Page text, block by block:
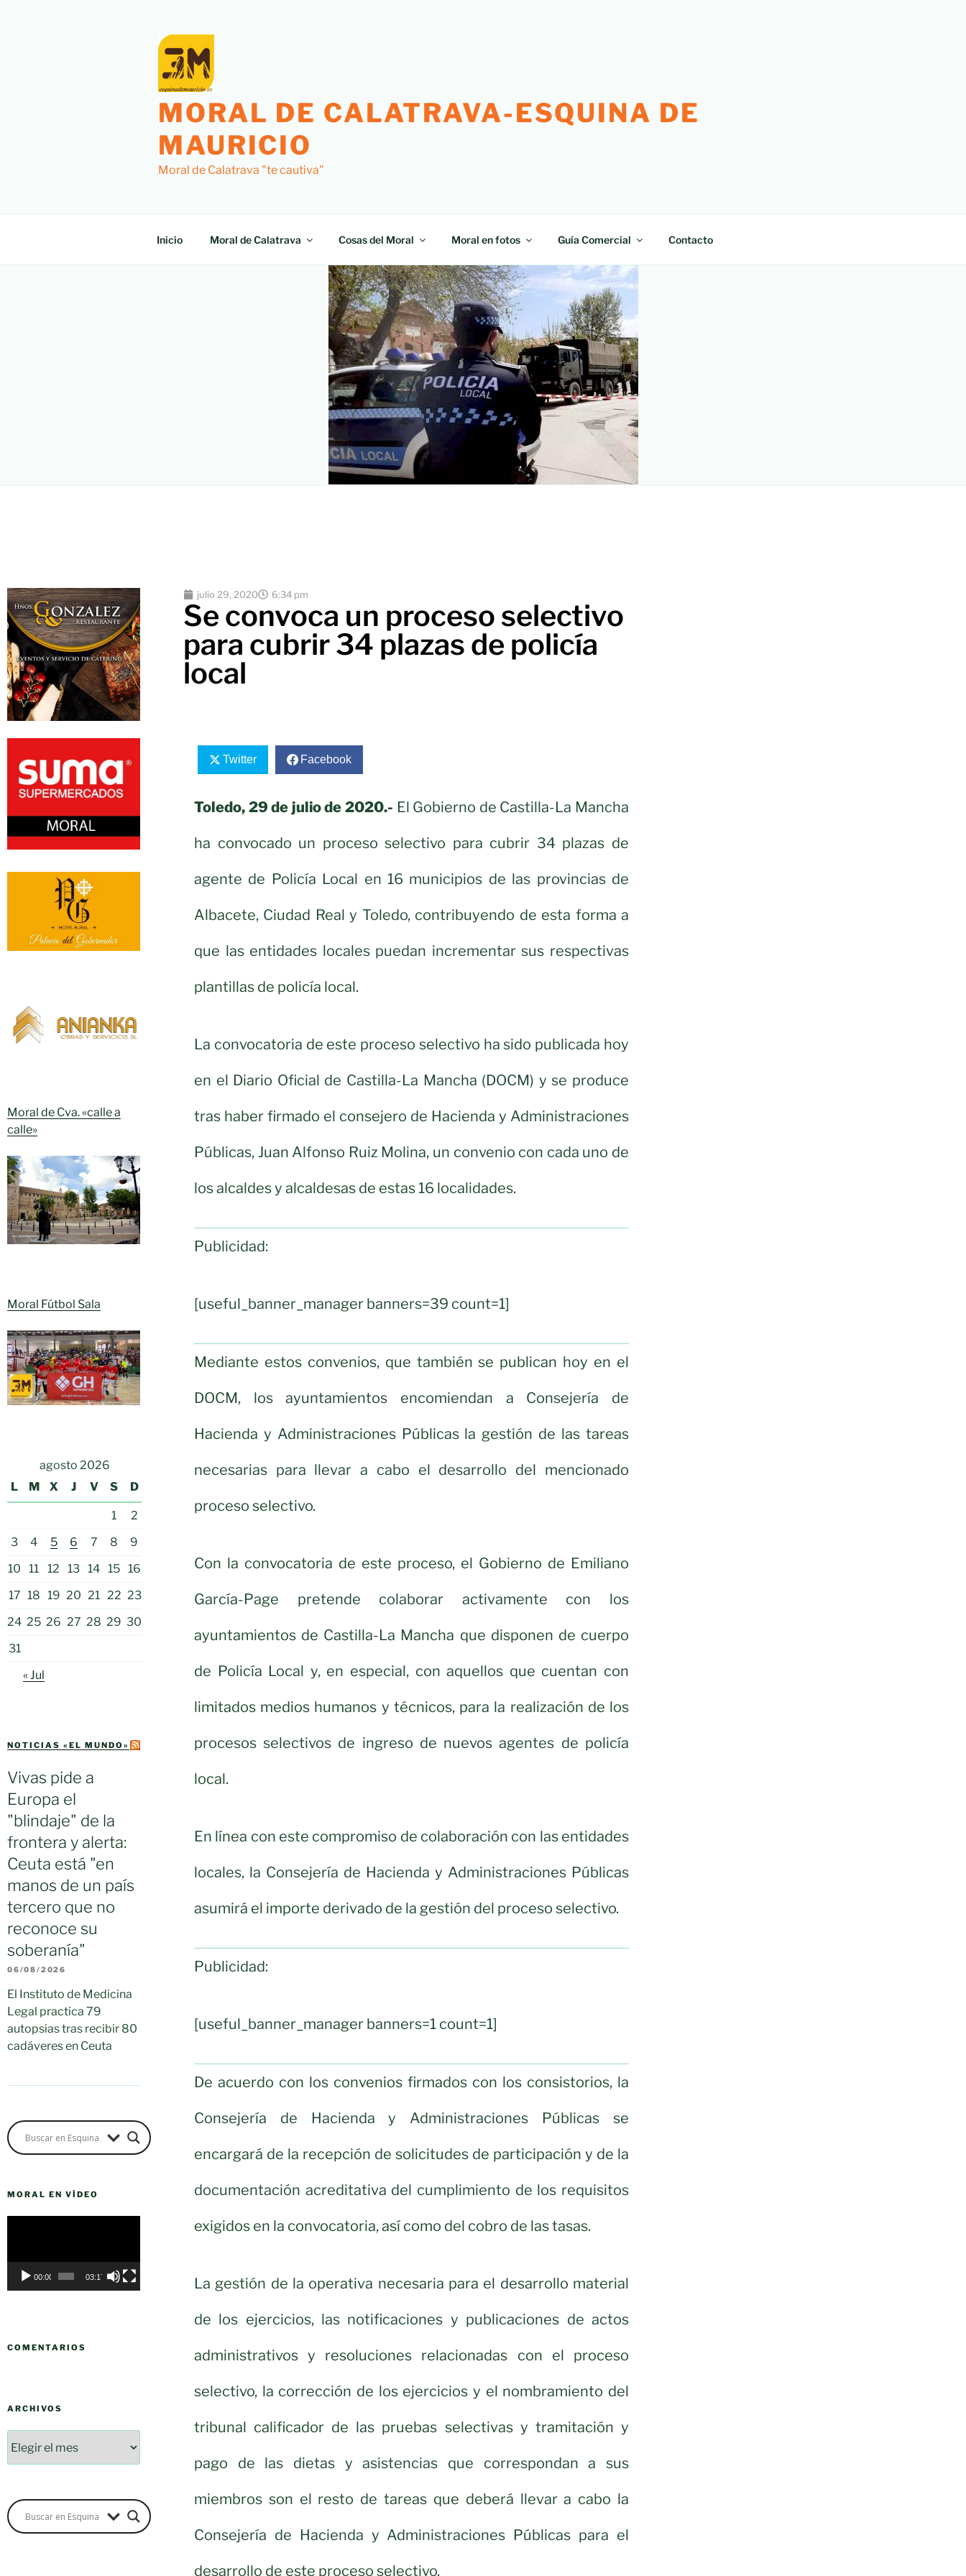
MORAL DE CALATRAVA-ESQUINA DE
MAURICIO
Moral de Calatrava "te cautiva"
Inicio Moral de Calatrava Cosas del Moral Moral en fotos Guía Comercial Contacto
Moral de Cva. «calle a
calle»
Moral Fútbol Sala
agosto 2026
L
M X J V S D
1
2
3
4 5 6 7 8
9
10
11 12 13 14 15 16
17 18 19 20 21 22 23
24 25 26 27 28 29 30
31
« Jul
NOTICIAS «EL MUNDO»
Vivas pide a
Europa el
"blindaje" de la
frontera y alerta:
Ceuta está "en
manos de un país
tercero que no
reconoce su
soberanía"
06/08/2026
El Instituto de Medicina
Legal practica 79
autopsias tras recibir 80
cadáveres en Ceuta
MORAL EN VÍDEO
00:00 03:17
COMENTARIOS
ARCHIVOS
julio 29, 2020 6:34 pm
Se convoca un proceso selectivo
para cubrir 34 plazas de policía
local
Twitter Facebook
Toledo, 29 de julio de 2020.- El Gobierno de Castilla-La Mancha
ha convocado un proceso selectivo para cubrir 34 plazas de
agente de Policía Local en 16 municipios de las provincias de
Albacete, Ciudad Real y Toledo, contribuyendo de esta forma a
que las entidades locales puedan incrementar sus respectivas
plantillas de policía local.
La convocatoria de este proceso selectivo ha sido publicada hoy
en el Diario Oficial de Castilla-La Mancha (DOCM) y se produce
tras haber firmado el consejero de Hacienda y Administraciones
Públicas, Juan Alfonso Ruiz Molina, un convenio con cada uno de
los alcaldes y alcaldesas de estas 16 localidades.
Publicidad:
[useful_banner_manager banners=39 count=1]
Mediante estos convenios, que también se publican hoy en el
DOCM, los ayuntamientos encomiendan a Consejería de
Hacienda y Administraciones Públicas la gestión de las tareas
necesarias para llevar a cabo el desarrollo del mencionado
proceso selectivo.
Con la convocatoria de este proceso, el Gobierno de Emiliano
García-Page pretende colaborar activamente con los
ayuntamientos de Castilla-La Mancha que disponen de cuerpo
de Policía Local y, en especial, con aquellos que cuentan con
limitados medios humanos y técnicos, para la realización de los
procesos selectivos de ingreso de nuevos agentes de policía
local.
En línea con este compromiso de colaboración con las entidades
locales, la Consejería de Hacienda y Administraciones Públicas
asumirá el importe derivado de la gestión del proceso selectivo.
Publicidad:
[useful_banner_manager banners=1 count=1]
De acuerdo con los convenios firmados con los consistorios, la
Consejería de Hacienda y Administraciones Públicas se
encargará de la recepción de solicitudes de participación y de la
documentación acreditativa del cumplimiento de los requisitos
exigidos en la convocatoria, así como del cobro de las tasas.
La gestión de la operativa necesaria para el desarrollo material
de los ejercicios, las notificaciones y publicaciones de actos
administrativos y resoluciones relacionadas con el proceso
selectivo, la corrección de los ejercicios y el nombramiento del
tribunal calificador de las pruebas selectivas y tramitación y
pago de las dietas y asistencias que correspondan a sus
miembros son el resto de tareas que deberá llevar a cabo la
Consejería de Hacienda y Administraciones Públicas para el
desarrollo de este proceso selectivo.